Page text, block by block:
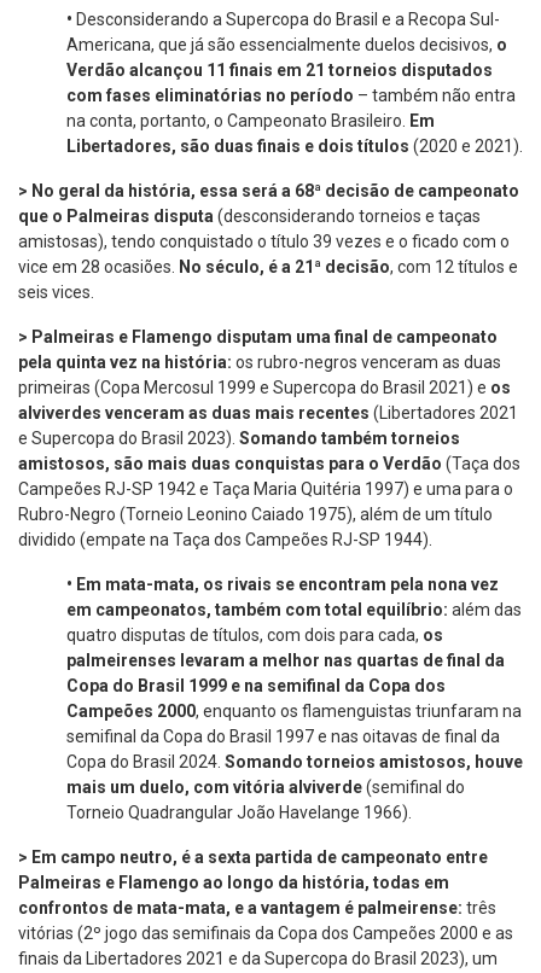
• Desconsiderando a Supercopa do Brasil e a Recopa Sul-
Americana, que já são essencialmente duelos decisivos, o
Verdão alcançou 11 finais em 21 torneios disputados
com fases eliminatórias no período – também não entra
na conta, portanto, o Campeonato Brasileiro.
Em
Libertadores, são duas finais e dois títulos (2020 e 2021).
> No geral da história, essa será a 68ª decisão de campeonato
que o Palmeiras disputa (desconsiderando torneios e taças
amistosas), tendo conquistado o título 39 vezes e o ficado com o
vice em 28 ocasiões.
No século, é a 21ª decisão, com 12 títulos e
seis vices.
> Palmeiras e Flamengo disputam uma final de campeonato
pela quinta vez na história: os rubro-negros venceram as duas
primeiras (Copa Mercosul 1999 e Supercopa do Brasil 2021) e os
alviverdes venceram as duas mais recentes (Libertadores 2021
e Supercopa do Brasil 2023). Somando também torneios
amistosos, são mais duas conquistas para o Verdão (Taça dos
Campeões RJ-SP 1942 e Taça Maria Quitéria 1997) e uma para o
Rubro-Negro (Torneio Leonino Caiado 1975), além de um título
dividido (empate na Taça dos Campeões RJ-SP 1944).
• Em mata-mata, os rivais se encontram pela nona vez
em campeonatos, também com total equilíbrio: além das
quatro disputas de títulos, com dois para cada, os
palmeirenses levaram a melhor nas quartas de final da
Copa do Brasil 1999 e na semifinal da Copa dos
Campeões 2000, enquanto os flamenguistas triunfaram na
semifinal da Copa do Brasil 1997 e nas oitavas de final da
Copa do Brasil 2024. Somando torneios amistosos, houve
mais um duelo, com vitória alviverde(semifinal do
Torneio Quadrangular João Havelange 1966).
> Em campo neutro, é a sexta partida de campeonato entre
Palmeiras e Flamengo ao longo da história, todas em
confrontos de mata-mata, e a vantagem é palmeirense: três
vitórias (2º jogo das semifinais da Copa dos Campeões 2000 e as
finais da Libertadores 2021 e da Supercopa do Brasil 2023), um